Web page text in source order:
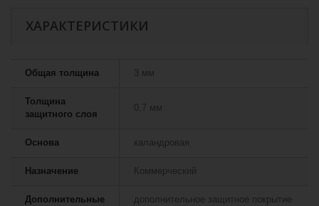
ХАРАКТЕРИСТИКИ
Общая толщина 3 мм
Толщина
защитного слоя
0,7 мм
Основа каландровая
Назначение Коммерческий
Дополнительные
дополнительное защитное покрытие